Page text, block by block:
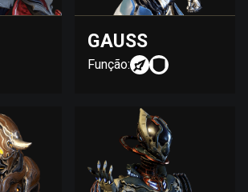
GAUSS
Função: